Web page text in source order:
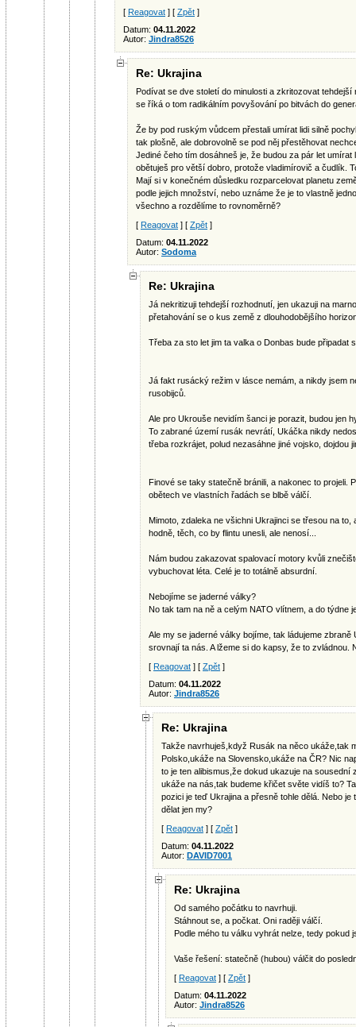
[ Reagovat ] [ Zpět ]
Datum: 04.11.2022
Autor: Jindra8526
Re: Ukrajina
Podívat se dve století do minulosti a zkritozovat
se říká o tom radikálním povyšování po bitvách do
Že by pod ruským vůdcem přestali umírat lidi silně
tak plošně, ale dobrovolně se pod něj přestěhovat
Jediné čeho tím dosáhneš je, že budou za pár let umírat
obětuješ pro větší dobro, protože vladimírovič a čudlík.
Mají si v konečném důsledku rozparcelovat planetu
podle jejich množství, nebo uznáme že je to vlastně
všechno a rozdělíme to rovnoměrně?
[ Reagovat ] [ Zpět ]
Datum: 04.11.2022
Autor: Sodoma
Re: Ukrajina
Já nekritizuji tehdejší rozhodnutí, jen ukazuji na
přetahování se o kus země z dlouhodobějšího
Třeba za sto let jim ta valka o Donbas bude připadat
Já fakt rusácký režim v lásce nemám, a nikdy jsem
rusobijců.
Ale pro Ukrouše nevidím šanci je porazit, budou jen
To zabrané území rusák nevrátí, Ukáčka nikdy
třeba rozkrájet, polud nezasáhne jiné vojsko, dojdou
Finové se taky statečně bránili, a nakonec to projeli.
obětech ve vlastních řadách se blbě válčí.
Mimoto, zdaleka ne všichni Ukrajinci se třesou na
hodně, těch, co by flintu unesli, ale nenosí...
Nám budou zakazovat spalovací motory kvůli
vybuchovat léta. Celé je to totálně absurdní.
Nebojíme se jaderné války?
No tak tam na ně a celým NATO vlítnem, a do týdne
Ale my se jaderné války bojíme, tak ládujeme
srovnají ta nás. A lžeme si do kapsy, že to zvládnou.
[ Reagovat ] [ Zpět ]
Datum: 04.11.2022
Autor: Jindra8526
Re: Ukrajina
Takže navrhuješ,když Rusák na něco ukáže,tak
Polsko,ukáže na Slovensko,ukáže na ČR? Nic
to je ten alibismus,že dokud ukazuje na sousední
ukáže na nás,tak budeme křičet světe vidíš to?
pozici je teď Ukrajina a přesně tohle dělá. Nebo
dělat jen my?
[ Reagovat ] [ Zpět ]
Datum: 04.11.2022
Autor: DAVID7001
Re: Ukrajina
Od samého počátku to navrhuji.
Stáhnout se, a počkat. Oni raději válčí.
Podle mého tu válku vyhrát nelze, tedy pokud
Vaše řešení: statečně (hubou) válčit do
[ Reagovat ] [ Zpět ]
Datum: 04.11.2022
Autor: Jindra8526